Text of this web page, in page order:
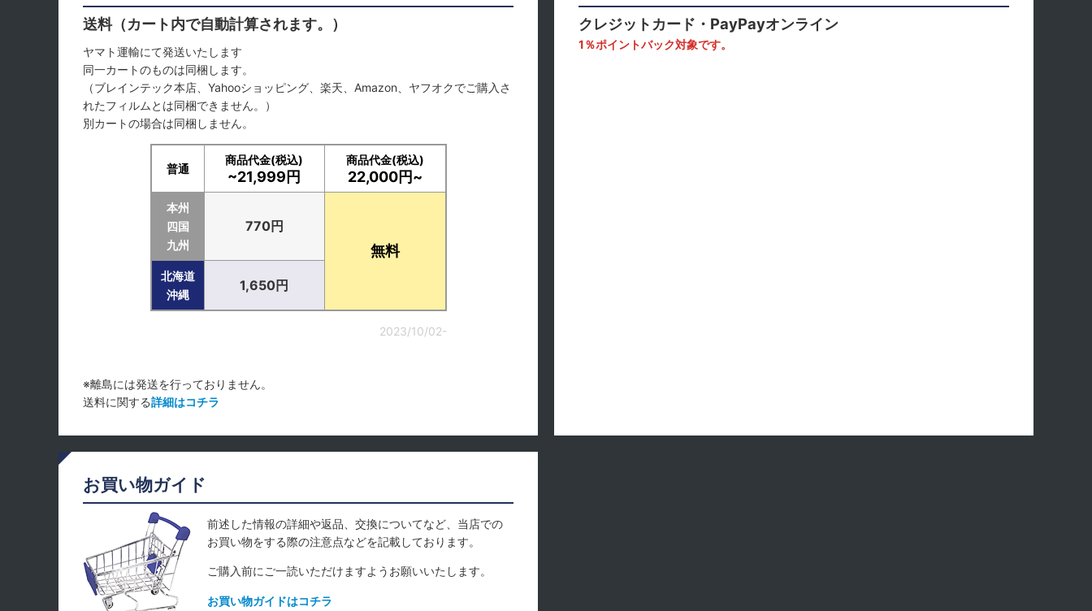
送料（カート内で自動計算されます。）
ヤマト運輸にて発送いたします
同一カートのものは同梱します。
（ブレインテック本店、Yahooショッピング、楽天、Amazon、ヤフオクでご購入さ
れたフィルムとは同梱できません。）
別カートの場合は同梱しません。
普通
商品代金(税込)
~21,999円
商品代金(税込)
22,000円~
本州
四国
九州
770円
無料
北海道
沖縄
1,650円
2023/10/02-
※離島には発送を行っておりません。
送料に関する詳細はコチラ
クレジットカード・PayPayオンライン
1％ポイントバック対象です。
お買い物ガイド
前述した情報の詳細や返品、交換についてなど、当店での
お買い物をする際の注意点などを記載しております。
ご購入前にご一読いただけますようお願いいたします。
お買い物ガイドはコチラ